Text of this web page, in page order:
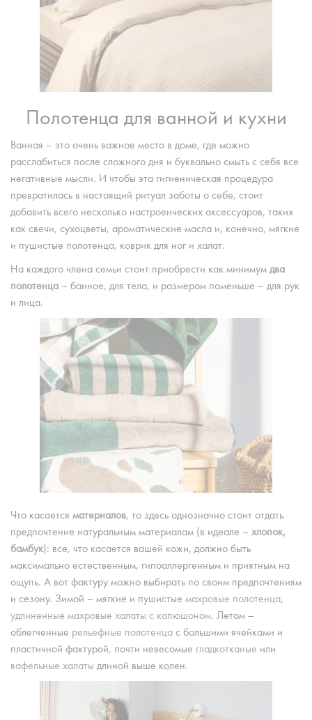
Полотенца для ванной и кухни
Ванная – это очень важное место в доме, где можно
расслабиться после сложного дня и буквально смыть с себя все
негативные мысли. И чтобы эта гигиеническая процедура
превратилась в настоящий ритуал заботы о себе, стоит
добавить всего несколько настроенческих аксессуаров, таких
как свечи, сухоцветы, ароматические масла и, конечно, мягкие
и пушистые полотенца, коврик для ног и халат.
На каждого члена семьи стоит приобрести как минимум два
полотенца – банное, для тела, и размером поменьше – для рук
и лица.
Что касается материалов, то здесь однозначно стоит отдать
предпочтение натуральным материалам (в идеале – хлопок,
бамбук): все, что касается вашей кожи, должно быть
максимально естественным, гипоаллергенным и приятным на
ощупь. А вот фактуру можно выбирать по своим предпочтениям
и сезону. Зимой – мягкие и пушистые махровые полотенца,
удлиненные махровые халаты с капюшоном. Летом –
облегченные рельефные полотенца с большими ячейками и
пластичной фактурой, почти невесомые гладкотканые или
вафельные халаты длиной выше колен.